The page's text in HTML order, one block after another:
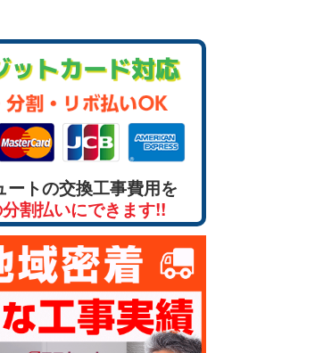
ットカード対応
ートの交換工事費用を
割払いにできます!!